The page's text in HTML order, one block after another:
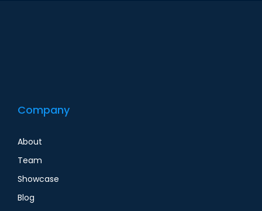
Company
About
Team
Showcase
Blog